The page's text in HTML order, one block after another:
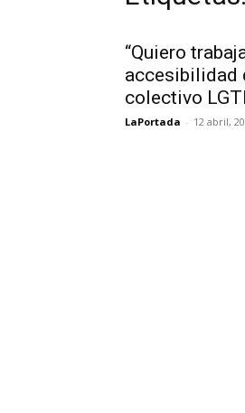
“Quiero
accesibilidad
colectivo
LaPortada - 12 abril,